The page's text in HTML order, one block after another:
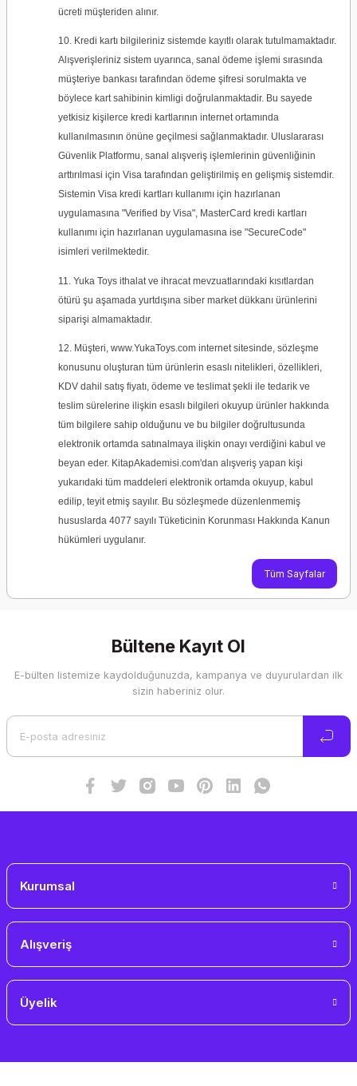
ücreti müşteriden alınır.
10. Kredi kartı bilgileriniz sistemde kayıtlı olarak tutulmamaktadır.
Alışverişleriniz sistem uyarınca, sanal ödeme işlemi sırasında
müşteriye bankası tarafından ödeme şifresi sorulmakta ve
böylece kart sahibinin kimligi doğrulanmaktadir. Bu sayede
yetkisiz kişilerce kredi kartlarının internet ortamında
kullanılmasının önüne geçilmesi sağlanmaktadır. Uluslararası
Güvenlik Platformu, sanal alışveriş işlemlerinin güvenliğinin
arttırılmasi için Visa tarafından geliştirilmiş en gelişmiş sistemdir.
Sistemin Visa kredi kartları kullanımı için hazırlanan
uygulamasına "Verified by Visa", MasterCard kredi kartları
kullanımı için hazırlanan uygulamasına ise "SecureCode"
isimleri verilmektedir.
11. Yuka Toys ithalat ve ihracat mevzuatlarındaki kısıtlardan
ötürü şu aşamada yurtdışına siber market dükkanı ürünlerini
siparişi almamaktadır.
12. Müşteri, www.YukaToys.com internet sitesinde, sözleşme
konusunu oluşturan tüm ürünlerin esaslı nitelikleri, özellikleri,
KDV dahil satış fiyatı, ödeme ve teslimat şekli ile tedarik ve
teslim sürelerine ilişkin esaslı bilgileri okuyup ürünler hakkında
tüm bilgilere sahip olduğunu ve bu bilgiler doğrultusunda
elektronik ortamda satınalmaya ilişkin onayı verdiğini kabul ve
beyan eder. KitapAkademisi.com'dan alışveriş yapan kişi
yukarıdaki tüm maddeleri elektronik ortamda okuyup, kabul
edilip, teyit etmiş sayılır. Bu sözleşmede düzenlenmemiş
hususlarda 4077 sayılı Tüketicinin Korunması Hakkında Kanun
hükümleri uygulanır.
Tüm Sayfalar
Bültene Kayıt Ol
E-bülten listemize kaydolduğunuzda, kampanya ve duyurulardan ilk
sizin haberiniz olur.
Kurumsal
Alışveriş
Üyelik